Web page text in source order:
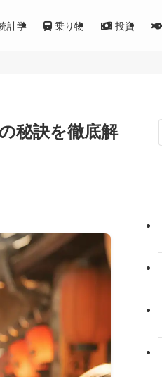
計学 乗り物 投資
秘訣を徹底解